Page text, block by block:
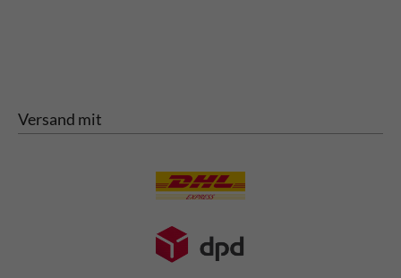
Versand mit